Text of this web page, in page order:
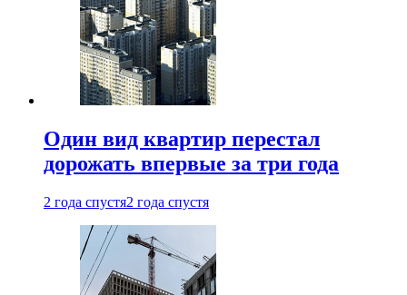
Один вид квартир перестал
дорожать впервые за три года
2 года спустя2 года спустя